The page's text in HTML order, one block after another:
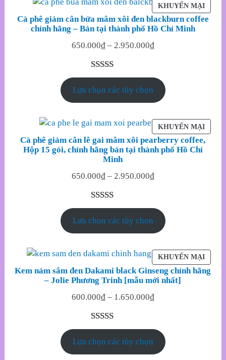
KHUYẾN MẠISẢN
PHẨM
Cà phê giảm cân bứa mâm xôi đen blackburn coffee
chính hãng – Bán tại thành phố Hồ Chí Minh
650.000₫– 2.950.000₫
5.00trên 5
dựa trên
18
đánh giá
Lựa chọn các tùy chọn
KHUYẾN MẠISẢN
PHẨM
Cà phê giảm cân lê gai mâm xôi pearberry coffee,
Hộp 15 gói, chính hãng bán tại thành phố Hồ Chí
Minh
650.000₫– 2.950.000₫
5.00trên 5
dựa trên
17
đánh giá
Lựa chọn các tùy chọn
KHUYẾN MẠISẢN
PHẨM
ĐANG
Kem nám sâm đen Dakami black Ginseng chính hãng
– Jolie Phương Trinh [mẫu mới nhất]
600.000₫– 1.650.000₫
5.00trên 5
dựa trên
15
đánh giá
Lựa chọn các tùy chọn